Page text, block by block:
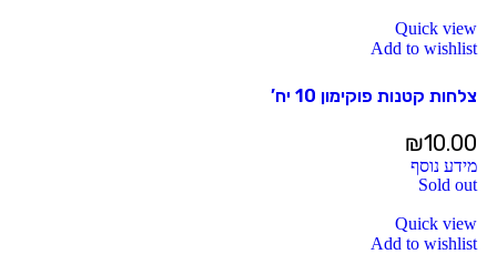
Quick view
Add to wishlist
צלחות קטנות פוקימון 10 יח’
₪10.00
מידע נוסף
Sold out
Quick view
Add to wishlist